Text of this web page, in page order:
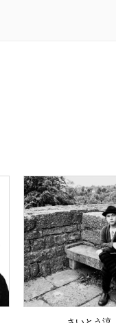
TOPLINER
PRODUCER
LYRICIST
SINGER
DOMESTICS
DOMESTICS
(提携)